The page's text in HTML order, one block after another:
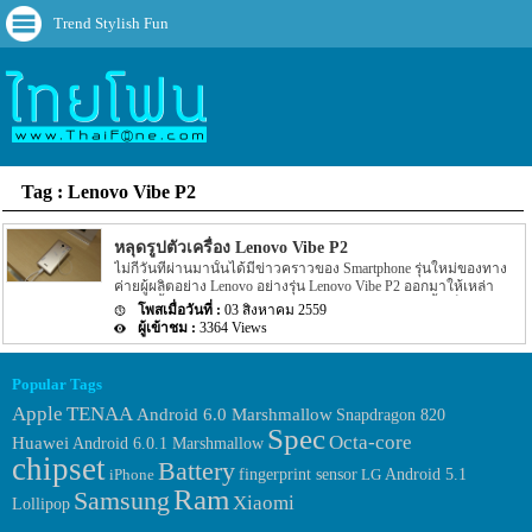
Trend Stylish Fun
Tag : Lenovo Vibe P2
หลุดรูปตัวเครื่อง Lenovo Vibe P2
ไม่กี่วันที่ผ่านมานั้นได้มีข่าวคราวของ Smartphone รุ่นใหม่ของทาง
ค่ายผู้ผลิตอย่าง Lenovo อย่างรุ่น Lenovo Vibe P2 ออกมาให้เหล่า
แฟนๆ นั้นได้ทราบกันไปแล้ว โดยรายละเอียดในตอนนั้นเป็นค่า
benchmark ของตัวเครื่อง Lenovo Vibe P2 ที่ถูกเปิดเผยผ่านหน้า
เว็บไซต์ Geekbench ซึ่งหมายความว่าทางพนักงานของทาง Lenovo
ได้ทำการทดสอบตัว Spec ของเครื่องเป็นที่เรียบร้อยแล้ว แต่ราย
โดยรายละเอียดล่าสุดของ Lenovo Vibe P2 นี้นั้นยังระบุออกมาอีกว่า
Lenovo Vibe P2 อาจจะมีคิวกำหนดออกในอีกไม่นาน โดยกำหนดน่า
จะไม่เกินเดือนสิงหาคมนี้ อีกทั้งรายละเอียดยังได้ระบุ Spec ของตัว
เครื่องเพิ่มเติมออกมาอีกด้วย โดย Spec ของ Lenovo Vibe P2 นี้นั้นจะ
มาพร้อมกับหน้าจอแสดงผลขนาด 5.5 นิ้ว โดยจะให้ความละเอียดอยู่
ที่ 1080p หน้าจอจะเป็นแบบ AMOLED […]
03 สิงหาคม 2559
3364 Views
Popular Tags
Apple TENAAAndroid 6.0 Marshmallow Snapdragon 820
HuaweiAndroid 6.0.1 Marshmallow SpecOcta-core
chipset iPhone Batteryfingerprint sensor LG Android 5.1
Lollipop SamsungRamXiaomi